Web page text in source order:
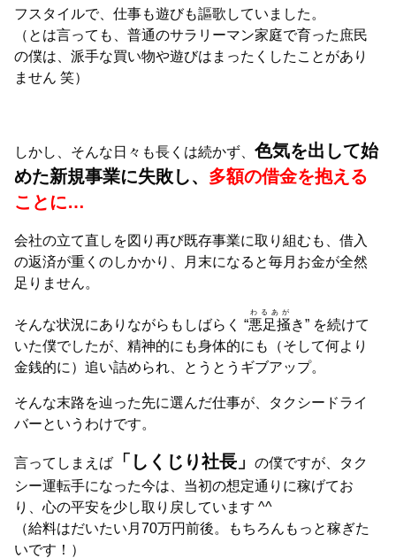
フスタイルで、仕事も遊びも謳歌していました。
（とは言っても、普通のサラリーマン家庭で育った庶民
の僕は、派手な買い物や遊びはまったくしたことがあり
ません 笑）
しかし、そんな日々も長くは続かず、色気を出して始
めた新規事業に失敗し、 多額の借金を抱える
ことに…
会社の立て直しを図り再び既存事業に取り組むも、借入
の返済が重くのしかかり、月末になると毎月お金が全然
足りません。
そんな状況にありながらもしばらく “悪足掻
わるあが
き” を続けて
いた僕でしたが、精神的にも身体的にも（そして何より
金銭的に）追い詰められ、とうとうギブアップ。
そんな末路を辿った先に選んだ仕事が、タクシードライ
バーというわけです。
言ってしまえば 「しくじり社長」の僕ですが、タク
シー運転手になった今は、当初の想定通りに稼げてお
り、心の平安を少し取り戻しています ^^
（給料はだいたい月70万円前後。もちろんもっと稼ぎた
いです！）